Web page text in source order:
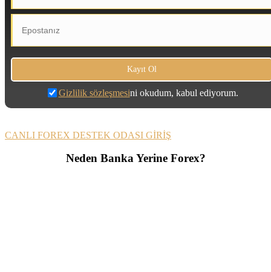
Gizlilik sözleşmesini okudum, kabul ediyorum.
CANLI FOREX DESTEK ODASI GİRİŞ
Neden Banka Yerine Forex?